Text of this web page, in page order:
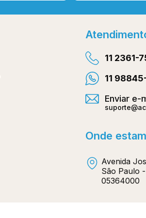
11 2361-
11
Enviar e-
Onde
Avenida
São Paulo
05364000